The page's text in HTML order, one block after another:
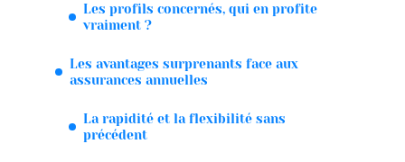
Les profils concernés, qui en profite
vraiment ?
Les avantages surprenants face aux
assurances annuelles
La rapidité et la flexibilité sans
précédent